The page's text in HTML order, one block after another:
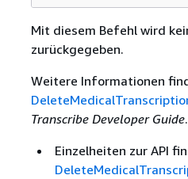
Mit diesem Befehl wird
zurückgegeben.
Weitere Informationen
Transcribe Developer Guide.
Einzelheiten zur API